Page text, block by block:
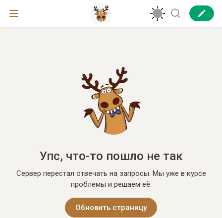
Упс, что-то пошло не так
Сервер перестал отвечать на запросы. Мы уже в курсе
проблемы и решаем её.
Обновить страницу